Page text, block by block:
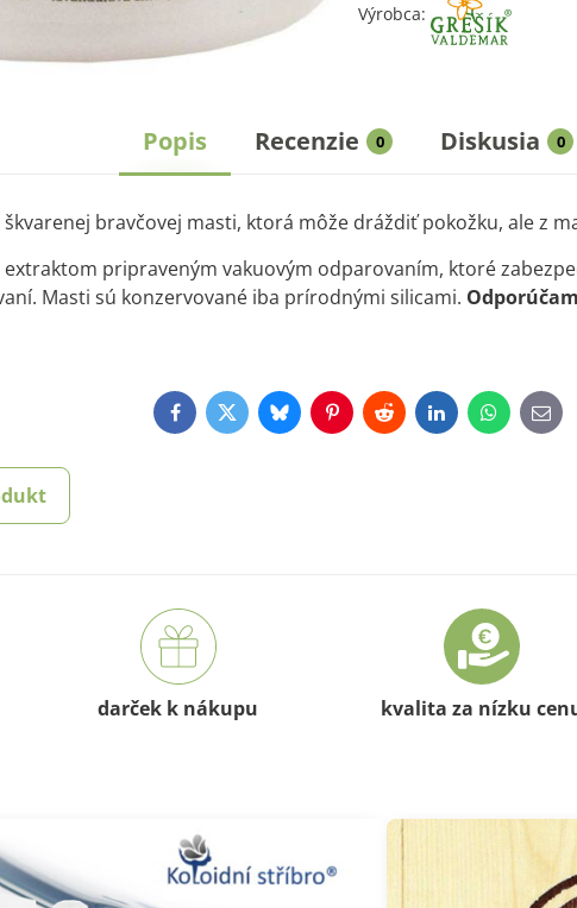
Výrobca:
Popis Recenzie 0 Diskusia 0
bravčovej masti, ktorá môže dráždiť pokožku, ale z
pripraveným vakuovým odparovaním, ktoré
Masti sú konzervované iba prírodnými silicami.
FacebookTwitterBlueskyPinterestRedditLinkedInWhatsApp
E-
mail
darček k nákupu kvalita za nízku